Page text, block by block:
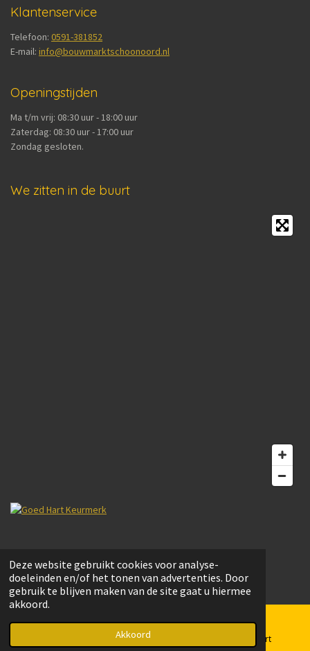
Deze website gebruikt cookies voor analyse-
doeleinden en/of het tonen van advertenties. Door
gebruik te blijven maken van de site gaat u hiermee
akkoord.
Akkoord
Klantenservice
Telefoon: 0591-381852
E-mail: info@bouwmarktschoonoord.nl
Openingstijden
Ma t/m vrij: 08:30 uur - 18:00 uur
Zaterdag: 08:30 uur - 17:00 uur
Zondag gesloten.
We zitten in de buurt
© 2022 Bouwmarkt Schoonoord. Website door Trail Magic webdesign.
Powered byJouwWeb
Telefoonnummer Kaart